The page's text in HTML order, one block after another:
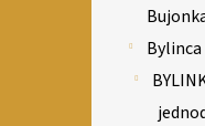
Bylinca